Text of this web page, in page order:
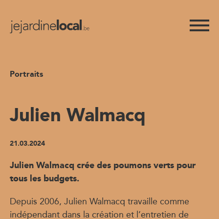
Portraits
Julien Walmacq
21.03.2024
Julien Walmacq crée des poumons verts pour
tous les budgets.
Depuis 2006, Julien Walmacq travaille comme
indépendant dans la création et l’entretien de